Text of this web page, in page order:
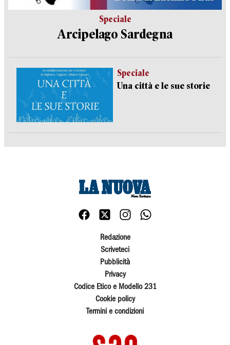
Speciale
Arcipelago Sardegna
Speciale
Una città e le sue storie
Redazione
Scriveteci
Pubblicità
Privacy
Codice Etico e Modello 231
Cookie policy
Termini e condizioni